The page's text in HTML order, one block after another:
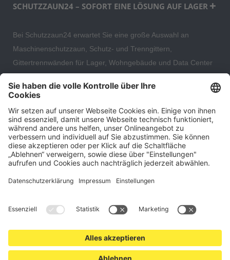
SCHUTZZAUN24 – SOFORT EINE LÖSUNG AUF LAGER
Bei Schutzzaun24 erwartet Sie eine große Auswahl an
Maschinenschutzzaun, Schutz- und Trenngittern,
Gittertrennwänden für Lager, Wohngebäude und Data Center
– direkt ab Versandlager. Ergänzt wird das Sortiment durch
hochwertige Gartenzäune und Zaunsysteme für die sichere
öffentlichen Grundstücken. Darüber hinaus finden Sie bei uns
Produkte der Betriebsausstattung, wie Absperrtechnik,
Transportgeräte, Verkehrssicherung sowie Bau- und
Eventsicherung.
Cookie-Einstellungen Über uns
freibleibend. Solange der Vorrat reicht.
© 2026 schutzzaun24.de